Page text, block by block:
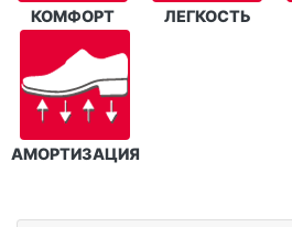
КОМФОРТ ЛЕГКОСТЬ
АМОРТИЗАЦИЯ